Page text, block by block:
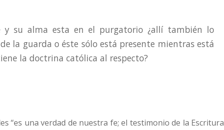
y su alma esta en el purgatorio ¿allí también lo
la guarda o éste sólo está presente mientras está
la doctrina católica al respecto?
“es una verdad de nuestra fe; el testimonio de la Escritura